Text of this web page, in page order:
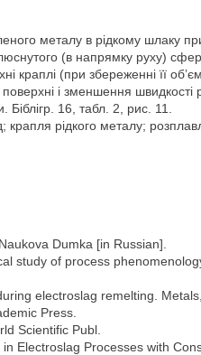
металу в рідкому шлаку
(в напрямку руху)
краплі (при збереженні її
і зменшення швидкості
16, табл. 2, рис. 11.
рідкого металу;
Dumka [in Russian].
study of process
electroslag remelting.
Press.
Scientific Publ.
Electroslag Processes with